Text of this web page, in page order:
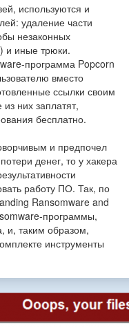
используются и
удаление части
незаконных
и иные трюки.
программа Popcorn
вместо
ссылки своим
них заплатят,
бесплатно.
и предпочел
денег, то у хакера
работу ПО. Так, по
Ransomware and
программы,
и, таким образом,
инструменты